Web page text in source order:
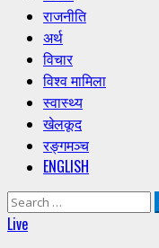
Menuराजनीति
अर्थ
विचार
विश्व मामिला
स्वास्थ्य
खेलकूद
रङ्गमञ्च
ENGLISH
Search
for:
Live